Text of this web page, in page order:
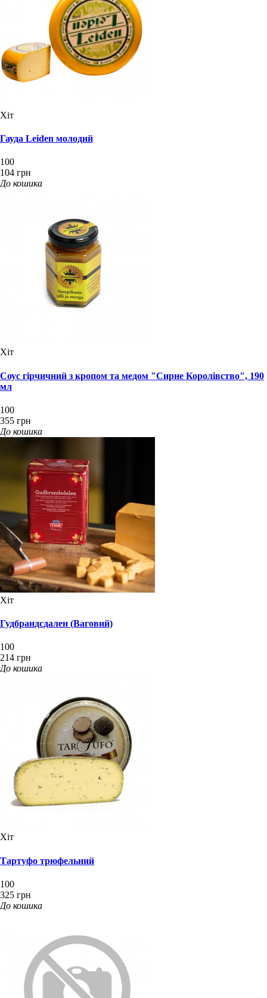
Хіт
Гауда Leiden молодий
100
104 грн
До кошика
Хіт
Соус гірчичний з кропом та медом "Сирне Королівство", 190
мл
100
355 грн
До кошика
Хіт
Гудбрандсдален (Ваговий)
100
214 грн
До кошика
Хіт
Тартуфо трюфельний
100
325 грн
До кошика